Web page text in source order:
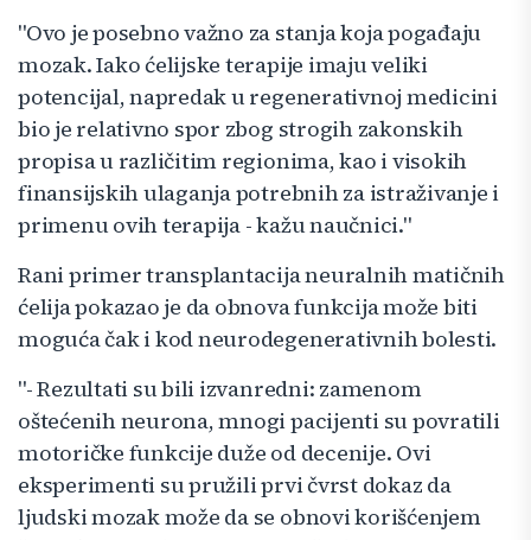
"Ovo je posebno važno za stanja koja pogađaju
mozak. Iako ćelijske terapije imaju veliki
potencijal, napredak u regenerativnoj medicini
bio je relativno spor zbog strogih zakonskih
propisa u različitim regionima, kao i visokih
finansijskih ulaganja potrebnih za istraživanje i
primenu ovih terapija - kažu naučnici."
Rani primer transplantacija neuralnih matičnih
ćelija pokazao je da obnova funkcija može biti
moguća čak i kod neurodegenerativnih bolesti.
"- Rezultati su bili izvanredni: zamenom
oštećenih neurona, mnogi pacijenti su povratili
motoričke funkcije duže od decenije. Ovi
eksperimenti su pružili prvi čvrst dokaz da
ljudski mozak može da se obnovi korišćenjem